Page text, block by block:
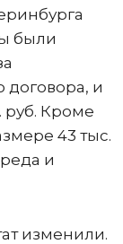
были
договора, и
руб. Кроме
43 тыс.
и
изменили.